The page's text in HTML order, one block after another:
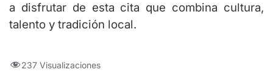
a disfrutar de esta cita que combina cultura,
talento y tradición local.
237 Visualizaciones